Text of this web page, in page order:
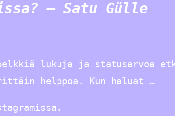
– Satu Gülle
lukuja ja statusarvoa
helppoa. Kun haluat …